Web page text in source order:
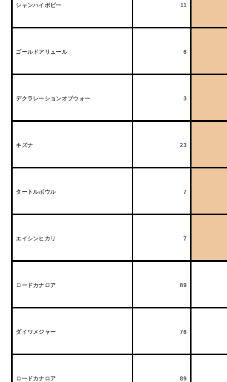
シャンハイボビー 11
ゴールドアリュール 6
デクラレーションオブウォー 3
キズナ 23
タートルボウル 7
エイシンヒカリ 7
ロードカナロア 89
ダイワメジャー 76
ロードカナロア 89